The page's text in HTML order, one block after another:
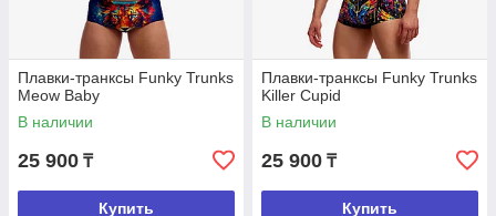
Плавки-транксы Funky Trunks
Meow Baby
В наличии
25 900 ₸
Купить
Плавки-транксы Funky Trunks
Killer Cupid
В наличии
25 900 ₸
Купить